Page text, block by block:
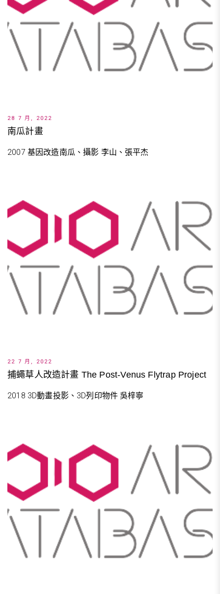
28 7 月, 2022
南瓜計畫
2007 基因改造南瓜、攝影 李山、張平杰
22 7 月, 2022
捕蠅草人改造計畫 The Post-Venus Flytrap Project
2018 3D動畫投影、3D列印物件 吳梓寧